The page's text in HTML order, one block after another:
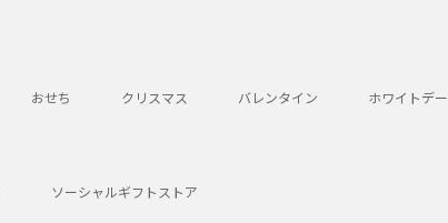
おせち クリスマス バレンタイン ホワイトデー
ソーシャルギフトストア